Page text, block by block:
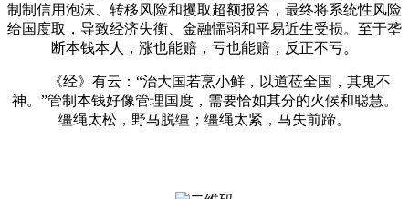
制制信用泡沫、转移风险和攫取超额报答，最终将系统性风险
给国度取，导致经济失衡、金融懦弱和平易近生受损。至于垄
断本钱本人，涨也能赔，亏也能赔，反正不亏。
《经》有云：“治大国若烹小鲜，以道莅全国，其鬼不
神。”管制本钱好像管理国度，需要恰如其分的火候和聪慧。
缰绳太松，野马脱缰；缰绳太紧，马失前蹄。